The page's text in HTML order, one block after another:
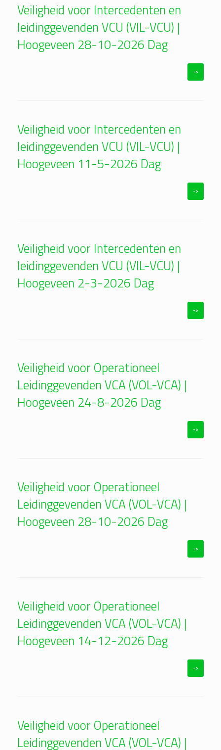
Veiligheid voor Intercedenten en
leidinggevenden VCU (VIL-VCU) |
Hoogeveen 28-10-2026 Dag
->
Veiligheid voor Intercedenten en
leidinggevenden VCU (VIL-VCU) |
Hoogeveen 11-5-2026 Dag
->
Veiligheid voor Intercedenten en
leidinggevenden VCU (VIL-VCU) |
Hoogeveen 2-3-2026 Dag
->
Veiligheid voor Operationeel
Leidinggevenden VCA (VOL-VCA) |
Hoogeveen 24-8-2026 Dag
->
Veiligheid voor Operationeel
Leidinggevenden VCA (VOL-VCA) |
Hoogeveen 28-10-2026 Dag
->
Veiligheid voor Operationeel
Leidinggevenden VCA (VOL-VCA) |
Hoogeveen 14-12-2026 Dag
->
Veiligheid voor Operationeel
Leidinggevenden VCA (VOL-VCA) |